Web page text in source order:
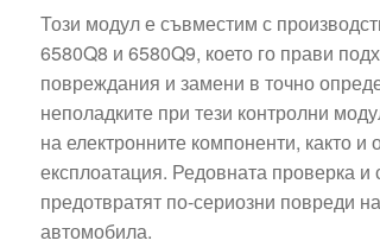
Този модул е съвместим с
6580Q8 и 6580Q9, което го прави
повреждания и замени в точно
неполадките при тези контролни
на електронните компоненти, както и
експлоатация. Редовната проверка
предотвратят по-сериозни повреди
автомобила.